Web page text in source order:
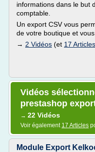
informations dans le but
comptable.
Un export CSV vous
de votre boutique et
→ 2 Vidéos (et 17 Articles
Vidéos
prestashop
→ 22 Vidéos
Voir également 17 Articles
Module Export